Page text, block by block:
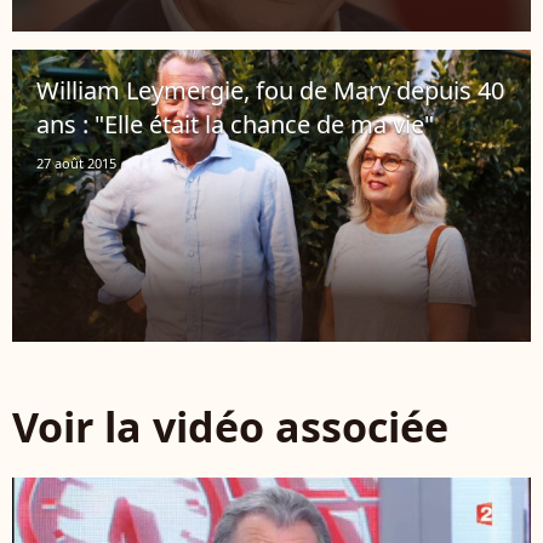
William Leymergie, fou de Mary depuis 40
ans : "Elle était la chance de ma vie"
27 août 2015
Voir la vidéo associée